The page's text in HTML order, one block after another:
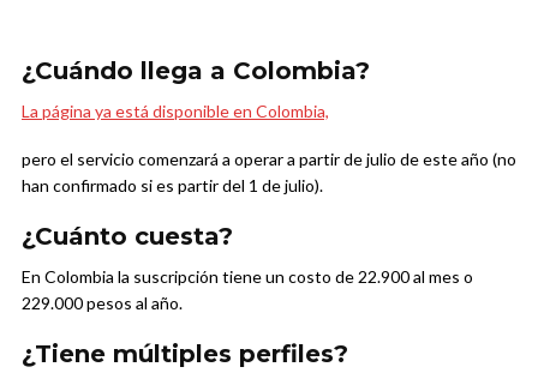
¿Cuándo llega a Colombia?
La página ya está disponible en Colombia,
pero el servicio comenzará a operar a partir de julio de este año (no
han confirmado si es partir del 1 de julio).
¿Cuánto cuesta?
En Colombia la suscripción tiene un costo de 22.900 al mes o
229.000 pesos al año.
¿Tiene múltiples perfiles?